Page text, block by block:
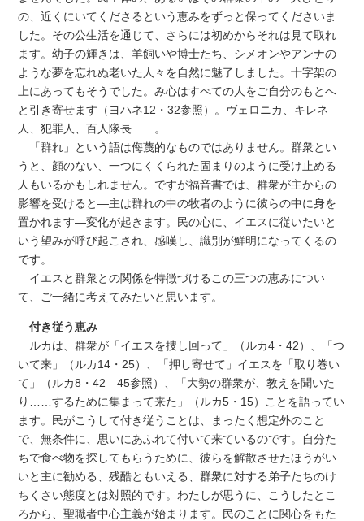
の、近くにいてくださるという恵みをずっと保ってくださいま
した。その公生活を通じて、さらには初めからそれは見て取れ
ます。幼子の輝きは、羊飼いや博士たち、シメオンやアンナの
ような夢を忘れぬ老いた人々を自然に魅了しました。十字架の
上にあってもそうでした。み心はすべての人をご自分のもとへ
と引き寄せます（ヨハネ12・32参照）。ヴェロニカ、キレネ
人、犯罪人、百人隊長……。
「群れ」という語は侮蔑的なものではありません。群衆とい
うと、顔のない、一つにくくられた固まりのように受け止める
人もいるかもしれません。ですが福音書では、群衆が主からの
影響を受けると―主は群れの中の牧者のように彼らの中に身を
置かれます―変化が起きます。民の心に、イエスに従いたいと
いう望みが呼び起こされ、感嘆し、識別が鮮明になってくるの
です。
イエスと群衆との関係を特徴づけるこの三つの恵みについ
て、ご一緒に考えてみたいと思います。
付き従う恵み
ルカは、群衆が「イエスを捜し回って」（ルカ4・42）、「つ
いて来」（ルカ14・25）、「押し寄せて」イエスを「取り巻い
て」（ルカ8・42―45参照）、「大勢の群衆が、教えを聞いた
り……するために集まって来た」（ルカ5・15）ことを語ってい
ます。民がこうして付き従うことは、まったく想定外のこと
で、無条件に、思いにあふれて付いて来ているのです。自分た
ちで食べ物を探してもらうために、彼らを解散させたほうがい
いと主に勧める、残酷ともいえる、群衆に対する弟子たちのけ
ちくさい態度とは対照的です。わたしが思うに、こうしたとこ
ろから、聖職者中心主義が始まります。民のことに関心をもた